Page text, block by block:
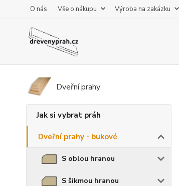
O nás Vše o nákupu Výroba na zakázku
Dveřní prahy
Jak si vybrat práh
Dveřní prahy - bukové
S oblou hranou
S šikmou hranou